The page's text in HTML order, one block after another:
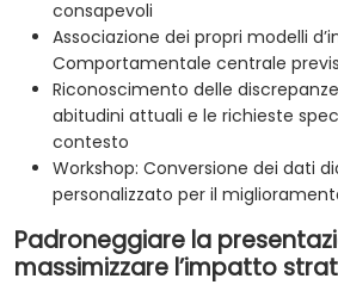
consapevoli
Associazione dei propri modelli
Comportamentale centrale
Riconoscimento delle
abitudini attuali e le richieste
contesto
Workshop: Conversione dei dati
personalizzato per il
Padroneggiare la
massimizzare l’impatto